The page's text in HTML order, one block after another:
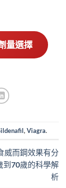
量選擇
,Viagra.
威而鋼效果有分
到70歲的科學解
析